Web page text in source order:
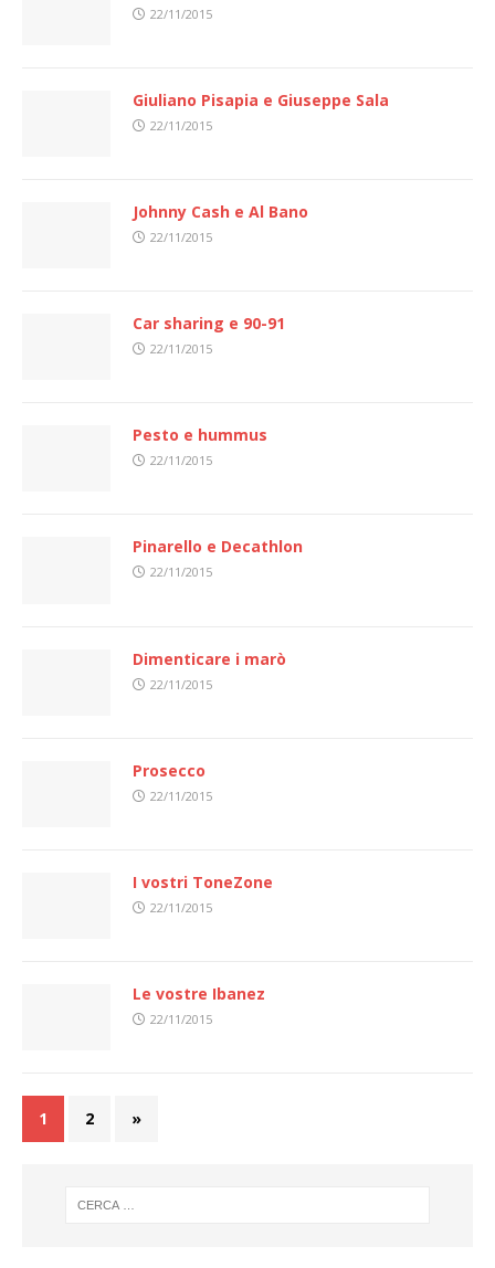
22/11/2015
Giuliano Pisapia e Giuseppe Sala
22/11/2015
Johnny Cash e Al Bano
22/11/2015
Car sharing e 90-91
22/11/2015
Pesto e hummus
22/11/2015
Pinarello e Decathlon
22/11/2015
Dimenticare i marò
22/11/2015
Prosecco
22/11/2015
I vostri ToneZone
22/11/2015
Le vostre Ibanez
22/11/2015
1 2 »